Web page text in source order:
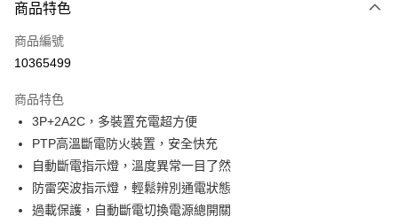
信用卡一次付款
超商取貨付款
Apple Pay
街口支付
悠遊付
ATM付款
商品特色
商品編號
10365499
商品特色
3P+2A2C，多裝置充電超方便
PTP高溫斷電防火裝置，安全快充
自動斷電指示燈，溫度異常一目了然
防雷突波指示燈，輕鬆辨別通電狀態
過載保護，自動斷電切換電源總開關